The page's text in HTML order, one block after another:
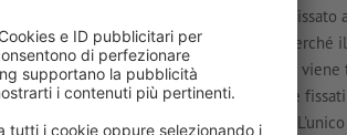
un messaggio carino su un foglietto
che non arriva al destinatario
Questo non può capitare se il foglietto
pratici ausili non servono solo per essere
elementi di riscaldamento o lavagnette.